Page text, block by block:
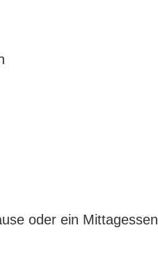
oder ein Mittagessen